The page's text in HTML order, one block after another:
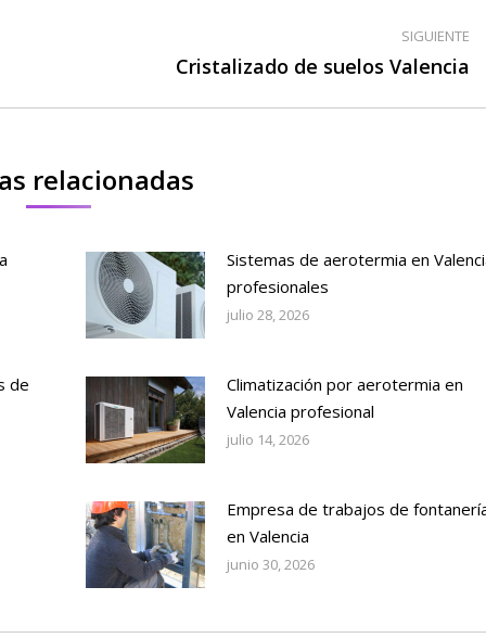
SIGUIENTE
Cristalizado de suelos Valencia
relacionadas
Sistemas de aerotermia en
profesionales
julio 28, 2026
de
Climatización por aerotermia en
Valencia profesional
julio 14, 2026
Empresa de trabajos de
en Valencia
junio 30, 2026